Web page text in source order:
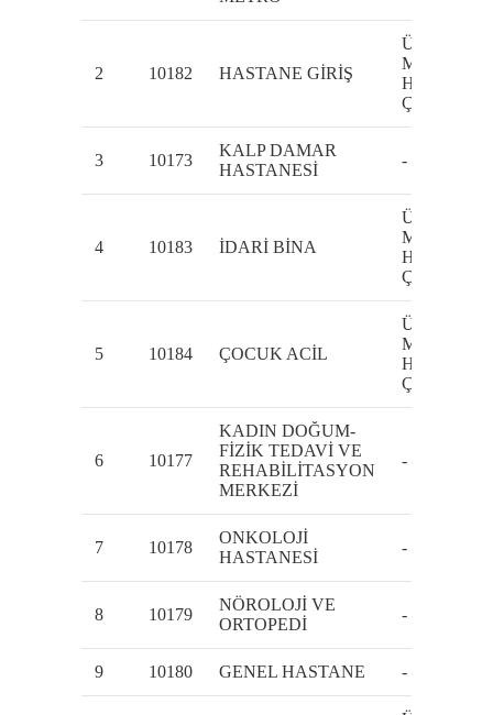
2 10182 HASTANE GİRİŞ
Üniversiteler
Mh.Bilkent
Hastanesi
Çankaya
3 10173
KALP DAMAR
HASTANESİ
-
4 10183 İDARİ BİNA
Üniversiteler
Mh.Bilkent
Hastanesi
Çankaya
5 10184 ÇOCUK ACİL
Üniversiteler
Mh.Bilkent
Hastanesi
Çankaya
6 10177
KADIN DOĞUM-
FİZİK TEDAVİ VE
REHABİLİTASYON
MERKEZİ
-
7 10178
ONKOLOJİ
HASTANESİ
-
8 10179
NÖROLOJİ VE
ORTOPEDİ
-
9 10180 GENEL HASTANE -